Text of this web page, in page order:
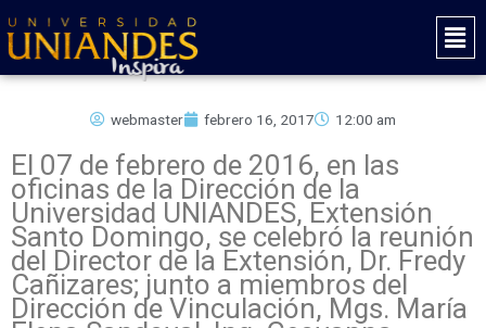
al
contenido
Main
webmaster febrero 16, 2017 12:00 am
El 07 de febrero de 2016, en las
oficinas de la Dirección de la
Universidad UNIANDES, Extensión
Santo Domingo, se celebró la reunión
del Director de la Extensión, Dr. Fredy
Cañizares; junto a miembros del
Dirección de Vinculación, Mgs. María